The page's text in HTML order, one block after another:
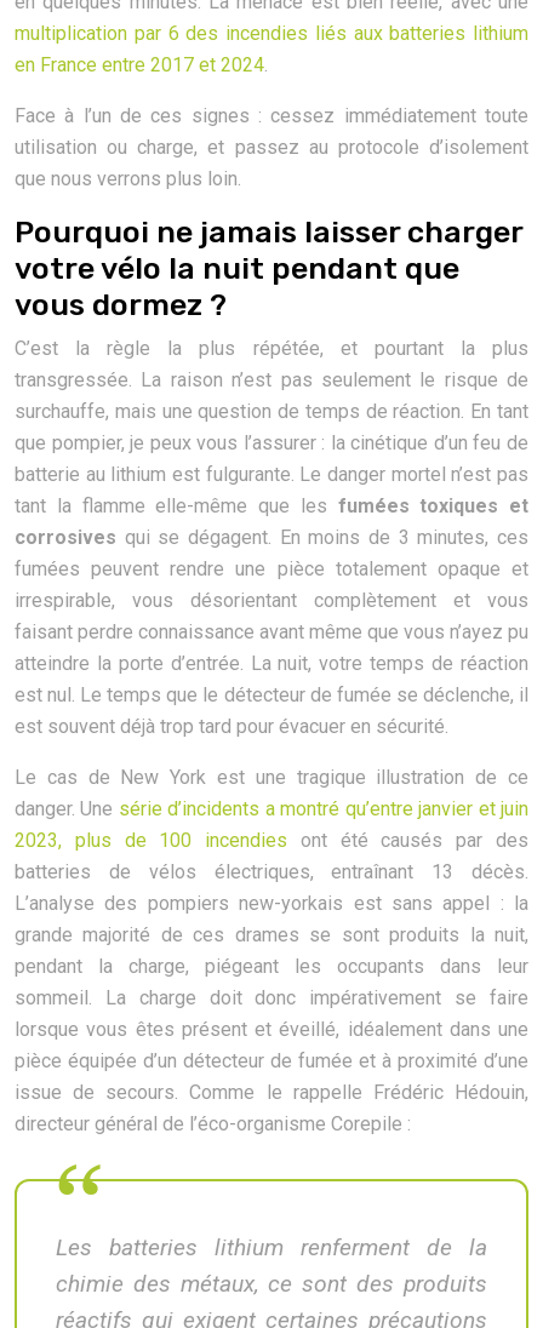
multiplication par 6 des incendies liés aux batteries lithium
en France entre 2017 et 2024.
Face à l’un de ces signes : cessez immédiatement toute
utilisation ou charge, et passez au protocole d’isolement
que nous verrons plus loin.
Pourquoi ne jamais laisser charger
votre vélo la nuit pendant que
vous dormez ?
C’est la règle la plus répétée, et pourtant la plus
transgressée. La raison n’est pas seulement le risque de
surchauffe, mais une question de temps de réaction. En tant
que pompier, je peux vous l’assurer : la cinétique d’un feu de
batterie au lithium est fulgurante. Le danger mortel n’est pas
tant la flamme elle-même que les fumées toxiques et
corrosives qui se dégagent. En moins de 3 minutes, ces
fumées peuvent rendre une pièce totalement opaque et
irrespirable, vous désorientant complètement et vous
faisant perdre connaissance avant même que vous n’ayez pu
atteindre la porte d’entrée. La nuit, votre temps de réaction
est nul. Le temps que le détecteur de fumée se déclenche, il
est souvent déjà trop tard pour évacuer en sécurité.
Le cas de New York est une tragique illustration de ce
danger. Une série d’incidents a montré qu’entre janvier et juin
2023, plus de 100 incendies ont été causés par des
batteries de vélos électriques, entraînant 13 décès.
L’analyse des pompiers new-yorkais est sans appel : la
grande majorité de ces drames se sont produits la nuit,
pendant la charge, piégeant les occupants dans leur
sommeil. La charge doit donc impérativement se faire
lorsque vous êtes présent et éveillé, idéalement dans une
pièce équipée d’un détecteur de fumée et à proximité d’une
issue de secours. Comme le rappelle Frédéric Hédouin,
directeur général de l’éco-organisme Corepile :
Les batteries lithium renferment de la
chimie des métaux, ce sont des produits
réactifs qui exigent certaines précautions